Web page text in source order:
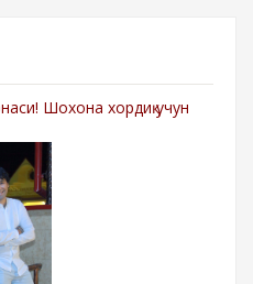
Шохона хордиқ учун